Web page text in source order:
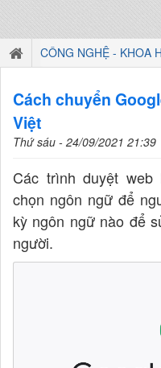
CÔNG NGHỆ - KHOA
Cách chuyển
Việt
Thứ sáu - 24/09/2021 21:39
Các trình duyệt
chọn ngôn ngữ để
kỳ ngôn ngữ nào để
người.